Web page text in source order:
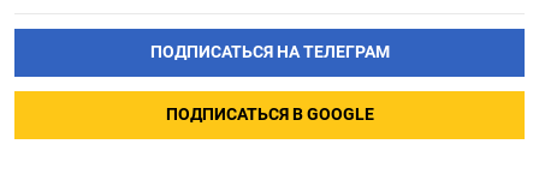
ПОДПИСАТЬСЯ НА ТЕЛЕГРАМ
ПОДПИСАТЬСЯ В GOOGLE